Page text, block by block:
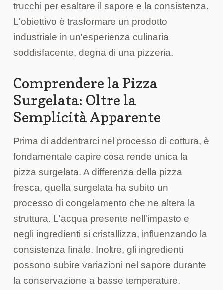
trucchi per esaltare il sapore e la consistenza.
L'obiettivo è trasformare un prodotto
industriale in un'esperienza culinaria
soddisfacente, degna di una pizzeria.
Comprendere la Pizza
Surgelata: Oltre la
Semplicità Apparente
Prima di addentrarci nel processo di cottura, è
fondamentale capire cosa rende unica la
pizza surgelata. A differenza della pizza
fresca, quella surgelata ha subito un
processo di congelamento che ne altera la
struttura. L'acqua presente nell'impasto e
negli ingredienti si cristallizza, influenzando la
consistenza finale. Inoltre, gli ingredienti
possono subire variazioni nel sapore durante
la conservazione a basse temperature.